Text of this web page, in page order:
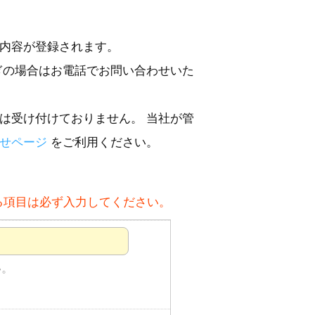
容が登録されます。
場合はお電話でお問い合わせいた
受け付けておりません。 当社が管
ページ をご利用ください。
目は必ず入力してください。